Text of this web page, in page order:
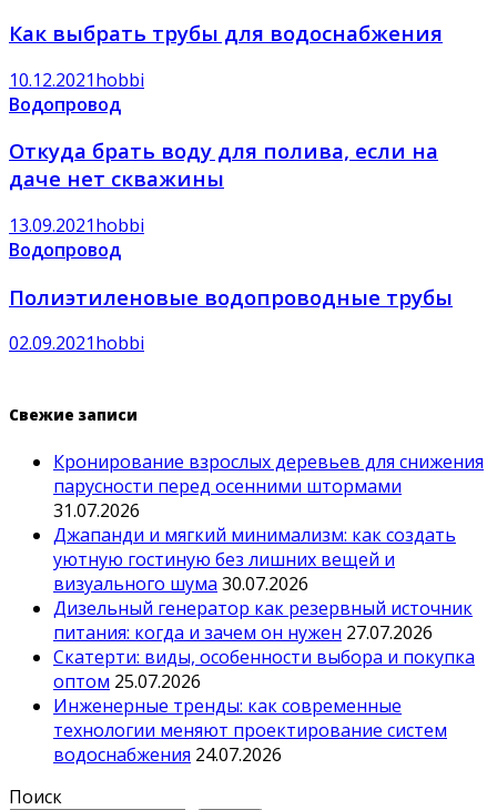
Как выбрать трубы для водоснабжения
10.12.2021hobbi
Водопровод
Откуда брать воду для полива, если на
даче нет скважины
13.09.2021hobbi
Водопровод
Полиэтиленовые водопроводные трубы
02.09.2021hobbi
Свежие записи
Кронирование взрослых деревьев для снижения
парусности перед осенними штормами
31.07.2026
Джапанди и мягкий минимализм: как создать
уютную гостиную без лишних вещей и
визуального шума 30.07.2026
Дизельный генератор как резервный источник
питания: когда и зачем он нужен 27.07.2026
Скатерти: виды, особенности выбора и покупка
оптом 25.07.2026
Инженерные тренды: как современные
технологии меняют проектирование систем
водоснабжения 24.07.2026
Поиск